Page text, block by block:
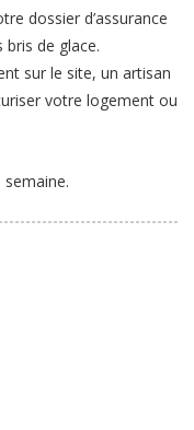
dossier d’assurance
de glace.
sur le site, un artisan
votre logement ou